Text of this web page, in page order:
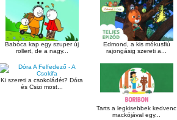
Babóca kap egy szuper új
rollert, de a nagy...
Edmond, a kis mókusfiú
rajongásig szereti a...
Ki szereti a csokoládét? Dóra
és Csizi most...
Tarts a legkisebbek kedvenc
mackójával egy...